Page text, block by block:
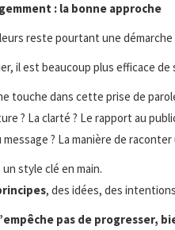
: la bonne approche
reste pourtant une
il est beaucoup plus efficace
touche dans cette prise de
? La clarté ? Le rapport au
? La manière de
style clé en main.
, des idées, des
pas de progresser,